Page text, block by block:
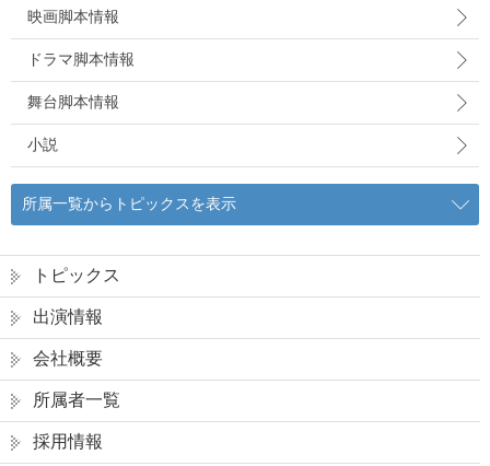
映画脚本情報
ドラマ脚本情報
舞台脚本情報
小説
所属一覧からトピックスを表示
トピックス
出演情報
会社概要
所属者一覧
採用情報